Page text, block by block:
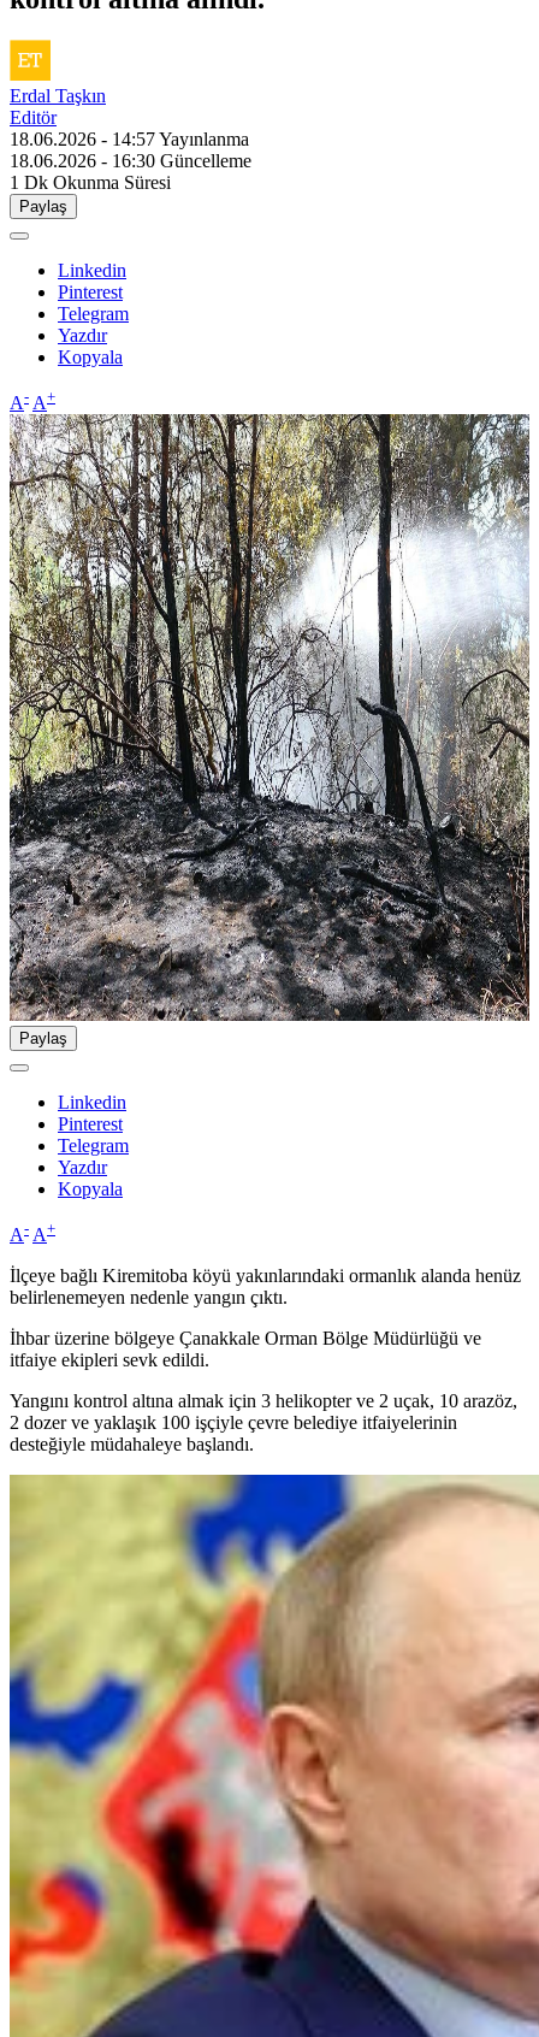
Erdal Taşkın
Editör
18.06.2026 - 14:57Yayınlanma
18.06.2026 - 16:30 Güncelleme
1 Dk Okunma Süresi
Paylaş
Linkedin
Pinterest
Telegram
Yazdır
Kopyala
A- A+
Paylaş
Linkedin
Pinterest
Telegram
Yazdır
Kopyala
A- A+
İlçeye bağlı Kiremitoba köyü yakınlarındaki ormanlık alanda henüz
belirlenemeyen nedenle yangın çıktı.
İhbar üzerine bölgeye Çanakkale Orman Bölge Müdürlüğü ve
itfaiye ekipleri sevk edildi.
Yangını kontrol altına almak için 3 helikopter ve 2 uçak, 10 arazöz,
2 dozer ve yaklaşık 100 işçiyle çevre belediye itfaiyelerinin
desteğiyle müdahaleye başlandı.